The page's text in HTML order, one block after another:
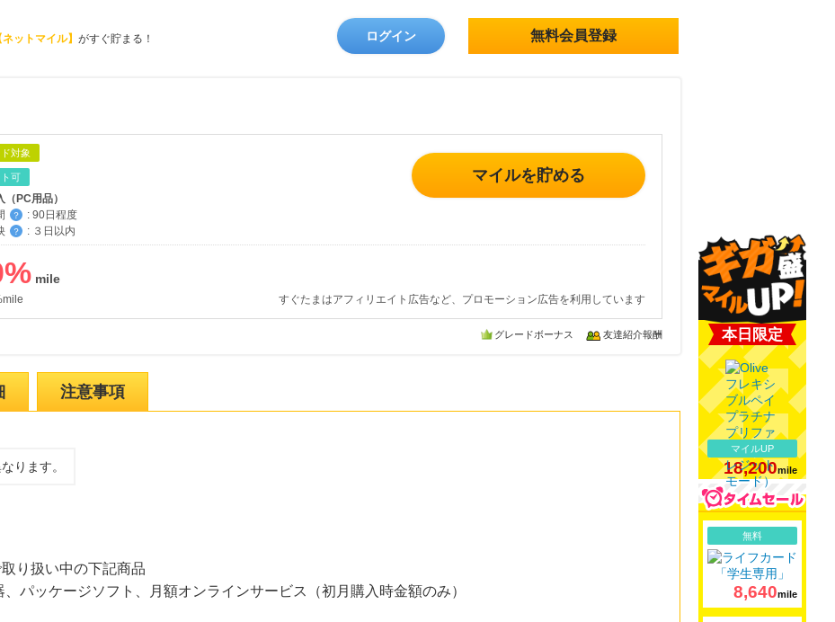
ネットマイル】 がすぐ貯まる！ ログイン 無料会員登録
対象
可
（PC用品）
？ : 90日程度
？ : ３日以内
マイルを貯める
%
すぐたまはアフィリエイト広告など、プロモーション広告を利用しています
グレードボーナス 友達紹介報酬
注意事項
ります。
り扱い中の下記商品
パッケージソフト、月額オンラインサービス（初月購入時金額のみ）
本日限定
マイルUP
18,200mile
無料
8,640mile